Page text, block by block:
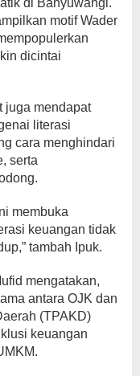
motif Wader
dicintai
juga mendapat
literasi
cara menghindari
serta
membuka
keuangan tidak
tambah Ipuk.
mengatakan,
antara OJK dan
(TPAKD)
keuangan